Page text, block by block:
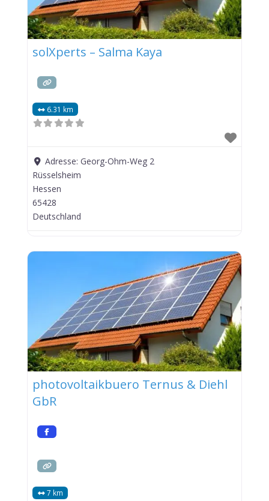
solXperts – Salma Kaya
6.31 km
Adresse:Georg-Ohm-Weg 2
Rüsselsheim
Hessen
65428
Deutschland
photovoltaikbuero Ternus & Diehl
GbR
7 km